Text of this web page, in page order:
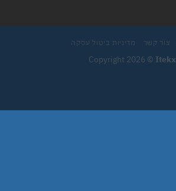
צור קשר מדיניות ביטול עסקה
Copyright 2026 © Itekx